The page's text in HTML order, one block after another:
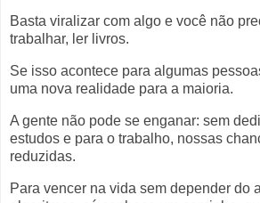
Basta viralizar com algo e você não
trabalhar, ler livros.
Se isso acontece para algumas
uma nova realidade para a maioria.
A gente não pode se enganar: sem
estudos e para o trabalho, nossas
reduzidas.
Para vencer na vida sem depender do